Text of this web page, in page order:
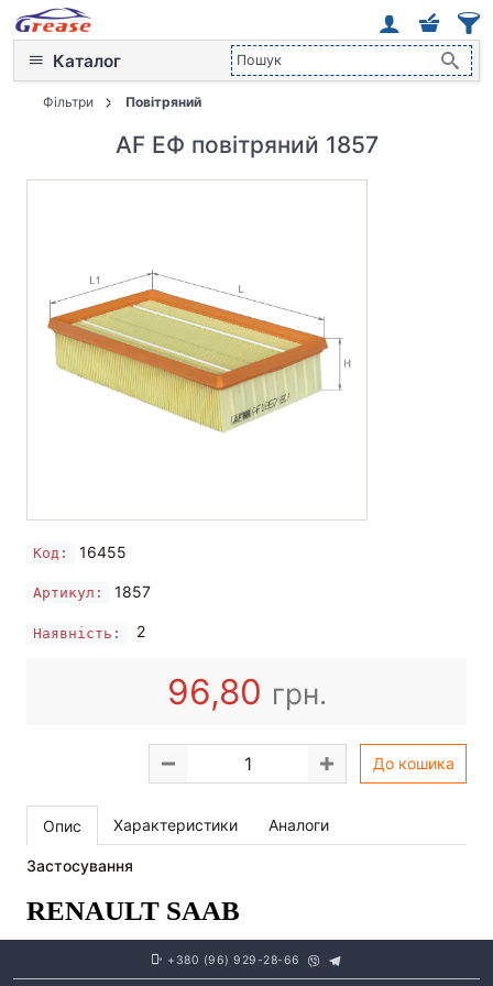
Каталог
Фільтри Повітряний
AF ЕФ повітряний 1857
Код: 16455
Артикул: 1857
Наявність: 2
96,80 грн.
До кошика
Опис Характеристики Аналоги
Застосування
RENAULT SAAB
+380 (96) 929-28-66